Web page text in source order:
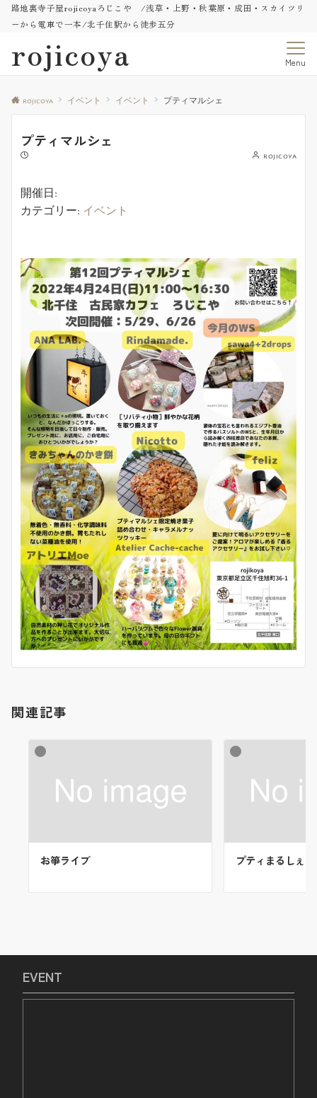
路地裏寺子屋rojicoyaろじこや /浅草・上野・秋葉原・成田・スカイツリ
ーから電車で一本/北千住駅から徒歩五分
rojicoya Menu
rojicoya イベント イベント プティマルシェ
プティマルシェ
rojicoya
開催日:
カテゴリー: イベント
関連記事
お箏ライブ プティまるしぇ
EVENT